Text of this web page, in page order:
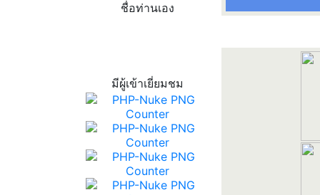
ชื่อท่านเอง
มีผู้เข้าเยี่ยมชม